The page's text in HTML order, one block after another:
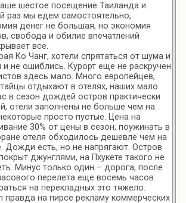
шестое посещение Таиланда и
раз мы едем самостоятельно,
денег не большая, но экономия
свобода и обилие впечатлений
все.
Ко Чанг, хотели спрятаться от шума и
и не ошиблись. Курорт еще не раскручен
здесь мало. Много европейцев,
отдыхают в отелях, наших мало.
в сезон дождей остров практически
отели заполнены не больше чем на
просто пустые. Цена на
30% от цены в сезон, поужинать в
отеля обходилось дешевле чем на
Дожди есть, но не напрягают. Остров
джунглями, на Пхукете такого не
Минус только один – дорога, после
перелета еще восемь часов
на перекладных это тяжело.
правда на пирсе рекламу коммерческих